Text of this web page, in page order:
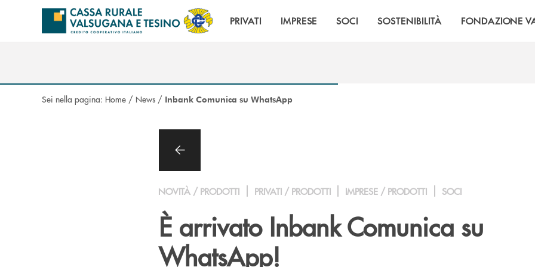
Salta al contenuto principale
PRIVATI IMPRESE SOCI SOSTENIBILITÀ FONDAZIONE
Sei nella pagina: Home / News / Inbank Comunica su WhatsApp
NOVITÀ / PRODOTTI PRIVATI / PRODOTTI IMPRESE / PRODOTTI SOCI
È arrivato Inbank Comunica su
WhatsApp!